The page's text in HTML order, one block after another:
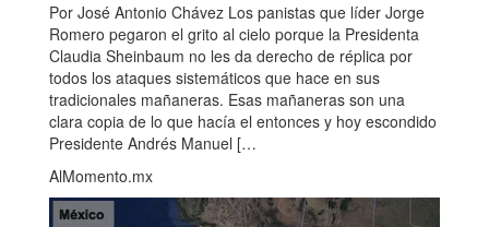
Por José Antonio Chávez Los panistas que líder Jorge
Romero pegaron el grito al cielo porque la Presidenta
Claudia Sheinbaum no les da derecho de réplica por
todos los ataques sistemáticos que hace en sus
tradicionales mañaneras. Esas mañaneras son una
clara copia de lo que hacía el entonces y hoy escondido
Presidente Andrés Manuel […
AlMomento.mx